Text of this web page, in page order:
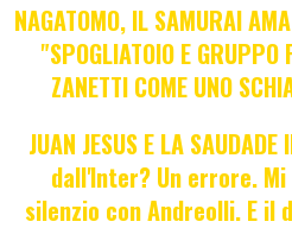
NAGATOMO, IL SAMURAI
"SPOGLIATOIO E GRUPPO
ZANETTI COME UNO
JUAN JESUS E LA
dall'Inter? Un errore.
silenzio con Andreolli. E il